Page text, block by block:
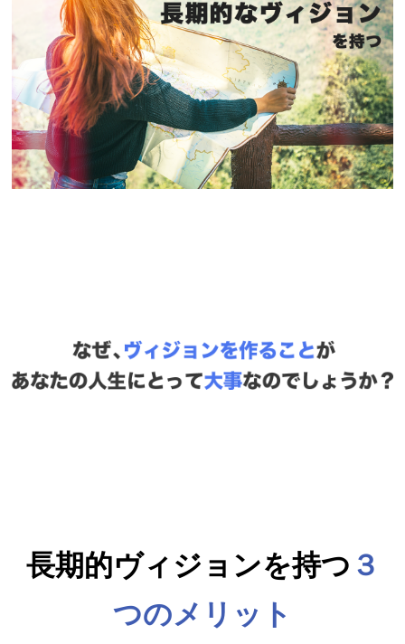
長期的ヴィジョンを持つ ３
つのメリット